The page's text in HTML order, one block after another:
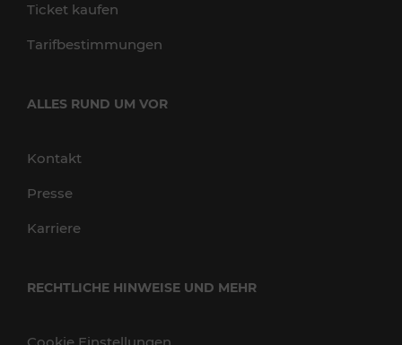
Ticket kaufen
Tarifbestimmungen
ALLES RUND UM VOR
Kontakt
Presse
Karriere
RECHTLICHE HINWEISE UND MEHR